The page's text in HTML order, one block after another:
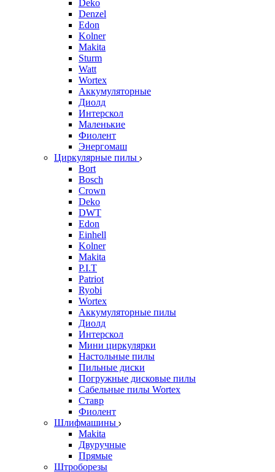
Deko
Denzel
Edon
Kolner
Makita
Sturm
Watt
Wortex
Аккумуляторные
Диолд
Интерскол
Маленькие
Фиолент
Энергомаш
Циркулярные пилы
Bort
Bosch
Crown
Deko
DWT
Edon
Einhell
Kolner
Makita
P.I.T
Patriot
Ryobi
Wortex
Аккумуляторные пилы
Диолд
Интерскол
Мини циркулярки
Настольные пилы
Пильные диски
Погружные дисковые пилы
Сабельные пилы Wortex
Ставр
Фиолент
Шлифмашины
Makita
Двуручные
Прямые
Штроборезы